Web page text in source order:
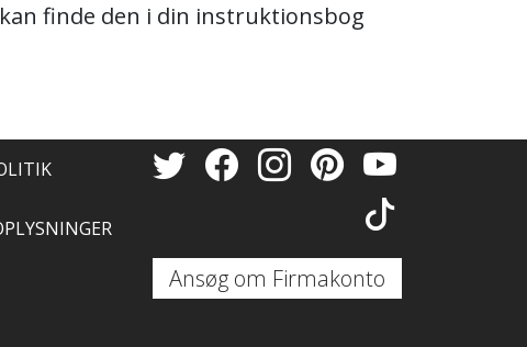
finde den i din instruktionsbog
Ansøg om Firmakonto